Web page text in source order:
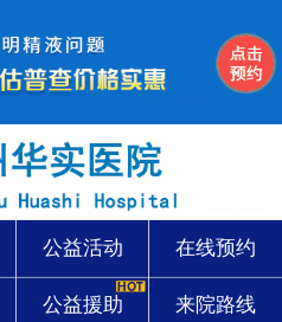
公益活动 在线预约
公益援助 来院路线